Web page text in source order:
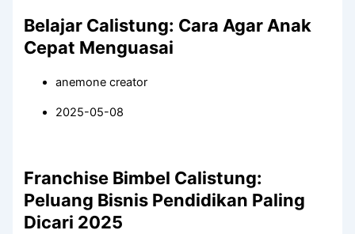
Belajar Calistung: Cara Agar Anak
Cepat Menguasai
anemone creator
2025-05-08
Franchise Bimbel Calistung:
Peluang Bisnis Pendidikan Paling
Dicari 2025